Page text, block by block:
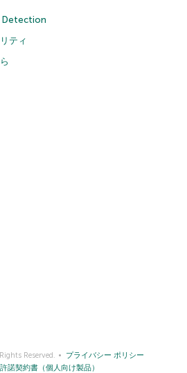
Detection
ティ
Reserved.
プライバシー ポリシー
諾契約書（個人向け製品）